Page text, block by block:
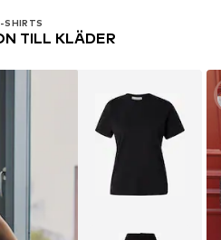
SHIRTS
TILL KLÄDER